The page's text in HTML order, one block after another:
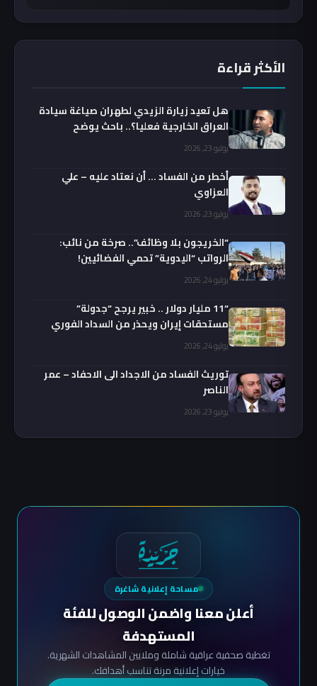
الأكثر قراءة
هل تعيد زيارة الزيدي لطهران صياغة سيادة
العراق الخارجية فعليا؟.. باحث يوضح
يوليو 23, 2026
أخطر من الفساد … أن نعتاد عليه – علي
العزاوي
يوليو 23, 2026
“الخريجون بلا وظائف”.. صرخة من نائب:
الرواتب “اليدوية” تحمي الفضائيين!
يوليو 24, 2026
“11 مليار دولار .. خبير يرجح “جدولة”
مستحقات إيران ويحذر من السداد الفوري
يوليو 24, 2026
توريث الفساد من الاجداد الى الاحفاد – عمر
الناصر
يوليو 23, 2026
مساحة إعلانية شاغرة
أعلن معنا واضمن الوصول للفئة
المستهدفة
تغطية صحفية عراقية شاملة وملايين المشاهدات الشهرية.
خيارات إعلانية مرنة تناسب أهدافك.